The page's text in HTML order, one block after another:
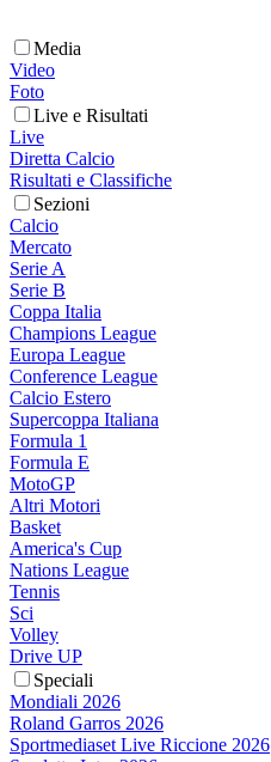
Media
Video
Foto
Live e Risultati
Live
Diretta Calcio
Risultati e Classifiche
Sezioni
Calcio
Mercato
Serie A
Serie B
Coppa Italia
Champions League
Europa League
Conference League
Calcio Estero
Supercoppa Italiana
Formula 1
Formula E
MotoGP
Altri Motori
Basket
America's Cup
Nations League
Tennis
Sci
Volley
Drive UP
Speciali
Mondiali 2026
Roland Garros 2026
Sportmediaset Live Riccione 2026